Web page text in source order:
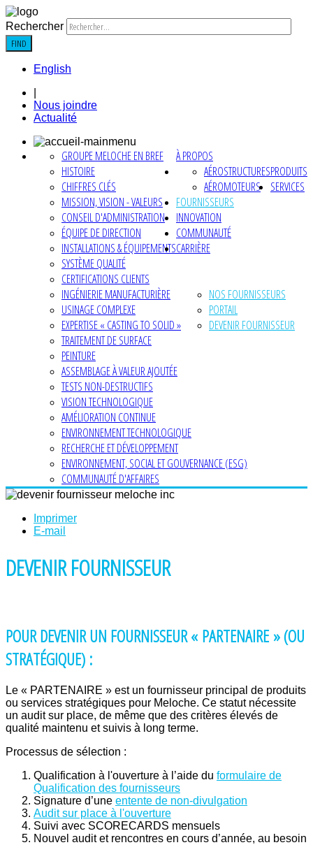
Rechercher
FIND
English
Nous joindre
Actualité
À PROPOS
GROUPE MELOCHE EN BREF
HISTOIRE
CHIFFRES CLÉS
MISSION, VISION - VALEURS
CONSEIL D'ADMINISTRATION
ÉQUIPE DE DIRECTION
INSTALLATIONS & ÉQUIPEMENTS
SYSTÈME QUALITÉ
CERTIFICATIONS CLIENTS
PRODUITS
AÉROSTRUCTURES
AÉROMOTEURS
SERVICES
INGÉNIERIE MANUFACTURIÈRE
USINAGE COMPLEXE
EXPERTISE « CASTING TO SOLID »
TRAITEMENT DE SURFACE
PEINTURE
ASSEMBLAGE À VALEUR AJOUTÉE
TESTS NON-DESTRUCTIFS
FOURNISSEURS
NOS FOURNISSEURS
PORTAIL
DEVENIR FOURNISSEUR
INNOVATION
VISION TECHNOLOGIQUE
AMÉLIORATION CONTINUE
ENVIRONNEMENT TECHNOLOGIQUE
RECHERCHE ET DÉVELOPPEMENT
COMMUNAUTÉ
ENVIRONNEMENT, SOCIAL ET GOUVERNANCE (ESG)
COMMUNAUTÉ D'AFFAIRES
CARRIÈRE
Imprimer
E-mail
DEVENIR FOURNISSEUR
POUR DEVENIR UN FOURNISSEUR « PARTENAIRE » (OU
STRATÉGIQUE) :
Le « PARTENAIRE » est un fournisseur principal de produits
ou services stratégiques pour Meloche. Ce statut nécessite
un audit sur place, de même que des critères élevés de
qualité maintenu et suivis à long terme.
Processus de sélection :
Qualification à l'ouverture à l’aide du formulaire de
Qualification des fournisseurs
Signature d’une entente de non-divulgation
Audit sur place à l'ouverture
Suivi avec SCORECARDS mensuels
Nouvel audit et rencontres en cours d’année, au besoin